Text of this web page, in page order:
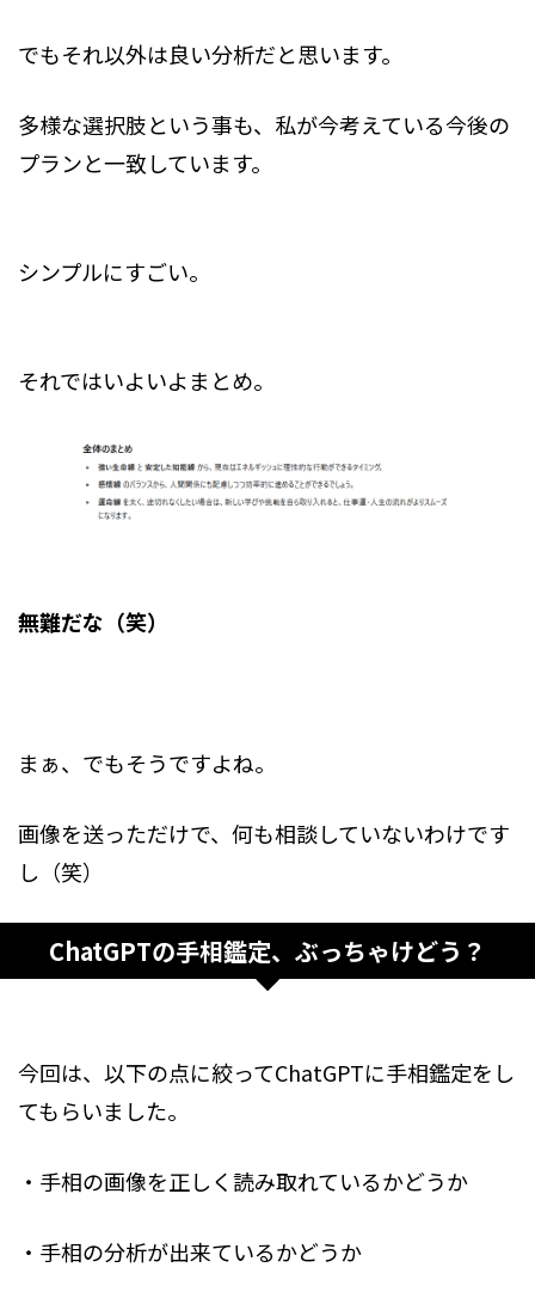
でもそれ以外は良い分析だと思います。
多様な選択肢という事も、私が今考えている今後の
プランと一致しています。
シンプルにすごい。
それではいよいよまとめ。
無難だな（笑）
まぁ、でもそうですよね。
画像を送っただけで、何も相談していないわけです
し（笑）
ChatGPTの手相鑑定、ぶっちゃけどう？
今回は、以下の点に絞ってChatGPTに手相鑑定をし
てもらいました。
・手相の画像を正しく読み取れているかどうか
・手相の分析が出来ているかどうか